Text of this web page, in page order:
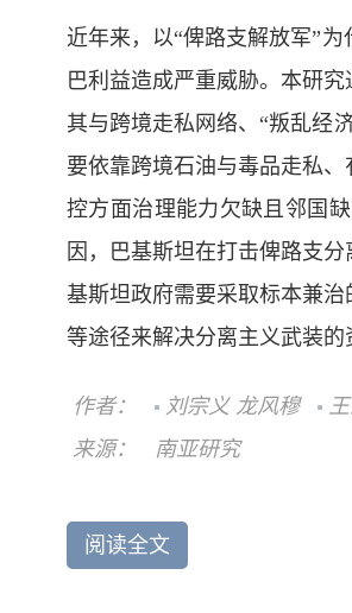
近年来，以“俾路支解放军”
巴利益造成严重威胁。本研
其与跨境走私网络、“叛乱经
要依靠跨境石油与毒品走私
控方面治理能力欠缺且邻国
因，巴基斯坦在打击俾路支
基斯坦政府需要采取标本兼
等途径来解决分离主义武装的
作者： 刘宗义 龙风穆
来源：
南亚研究
阅读全文